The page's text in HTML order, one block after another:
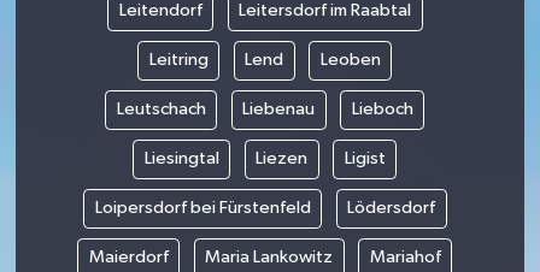
Leitendorf Leitersdorf im Raabtal
Leitring Lend Leoben
Leutschach Liebenau Lieboch
Liesingtal Liezen Ligist
Loipersdorf bei Fürstenfeld Lödersdorf
Maierdorf Maria Lankowitz Mariahof